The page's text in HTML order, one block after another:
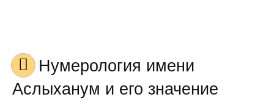
Нумерология имени
Аслыханум и его значение